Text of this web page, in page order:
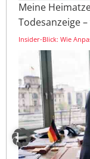
Meine
Todesanzeige
Insider-Blick: Wie